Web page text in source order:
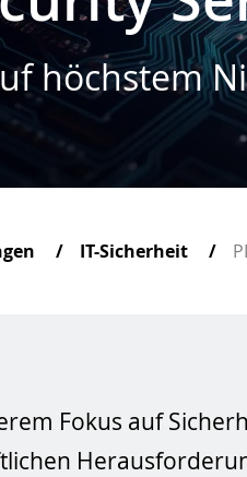
höchstem
IT-Sicherheit
Fokus auf